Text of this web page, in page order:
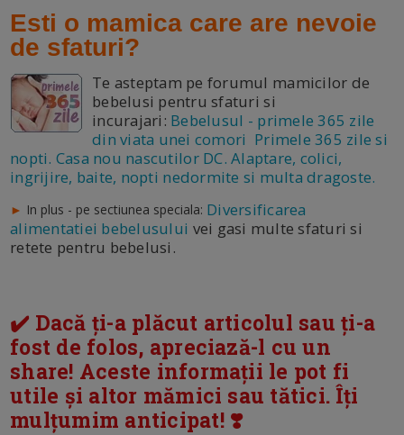
Esti o mamica care are nevoie
de sfaturi?
Te asteptam pe forumul mamicilor de
bebelusi pentru sfaturi si
incurajari: Bebelusul - primele 365 zile
din viata unei comori Primele 365 zile si
nopti. Casa nou nascutilor DC. Alaptare, colici,
ingrijire, baite, nopti nedormite si multa dragoste.
► In plus - pe sectiunea speciala: Diversificarea
alimentatiei bebelusului vei gasi multe sfaturi si
retete pentru bebelusi.
✔️ Dacă ți-a plăcut articolul sau ți-a
fost de folos, apreciază-l cu un
share! Aceste informații le pot fi
utile și altor mămici sau tătici. Îți
mulțumim anticipat! ❣️